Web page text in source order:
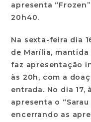
apresenta
20h40.
Na sexta-feira dia
de Marília,
faz apresentação
às 20h, com a
entrada. No dia 17,
apresenta o
encerrando as